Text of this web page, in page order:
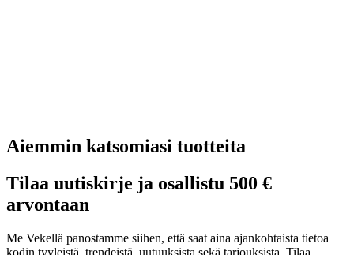
Aiemmin katsomiasi tuotteita
Tilaa uutiskirje ja osallistu 500 €
arvontaan
Me Vekellä panostamme siihen, että saat aina ajankohtaista tietoa
kodin tyyleistä, trendeistä, uutuuksista sekä tarjouksista. Tilaa